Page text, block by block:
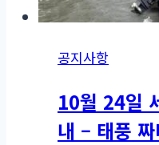
공지사항
10월 24일
내 – 태풍